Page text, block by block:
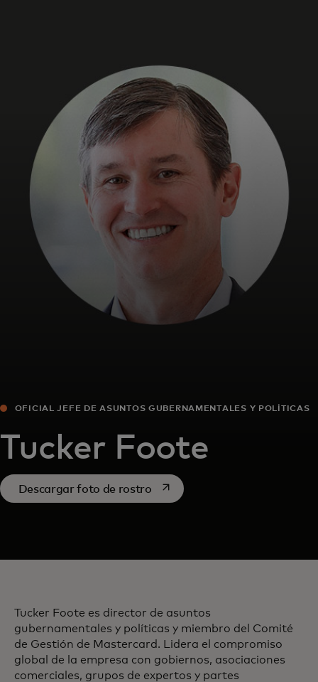
Para empresas
Para el mundo
Para innovadores
Noticias y tendencias
OFICIAL JEFE DE ASUNTOS GUBERNAMENTALES Y POLÍTICAS
Tucker Foote
Descargar foto de rostrose abre en una pestaña nueva
Tucker Foote es director de asuntos
gubernamentales y políticas y miembro del Comité
de Gestión de Mastercard. Lidera el compromiso
global de la empresa con gobiernos, asociaciones
comerciales, grupos de expertos y partes